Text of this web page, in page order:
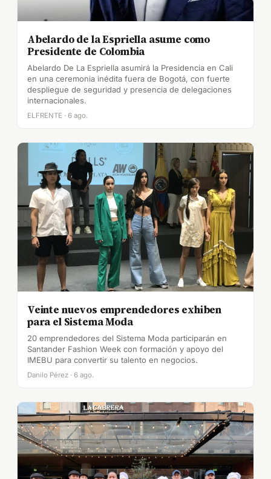
Abelardo de la Espriella asume como
Presidente de Colombia
Abelardo De La Espriella asumirá la Presidencia en Cali
en una ceremonia inédita fuera de Bogotá, con fuerte
despliegue de seguridad y presencia de delegaciones
internacionales.
ELFRENTE · 6 ago.
Veinte nuevos emprendedores exhiben
para el Sistema Moda
20 emprendedores del Sistema Moda participarán en
Santander Fashion Week con formación y apoyo del
IMEBU para convertir su talento en negocios.
Danilo Pérez · 6 ago.